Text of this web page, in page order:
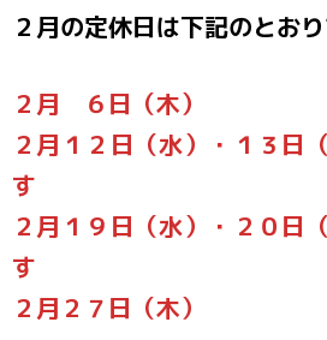
店舗案内･アクセス
２月の定休日は下記のとおり
２月 ６日（木）
２月１２日（水）・１３日
す
２月１９日（水）・２０日
す
２月２７日（木）